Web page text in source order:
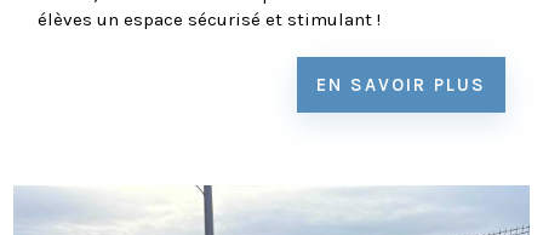
élèves un espace sécurisé et stimulant !
EN SAVOIR PLUS